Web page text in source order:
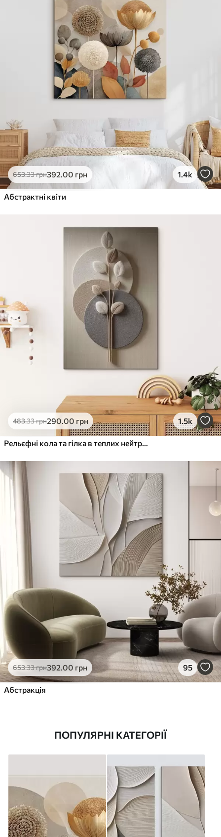
653.33грн392.00 грн 1.4k
Абстрактні квіти
483.33грн290.00 грн 1.5k
Рельєфні кола та гілка в теплих нейтральних тонах
653.33грн392.00 грн 95
Абстракція
ПОПУЛЯРНІ КАТЕГОРІЇ